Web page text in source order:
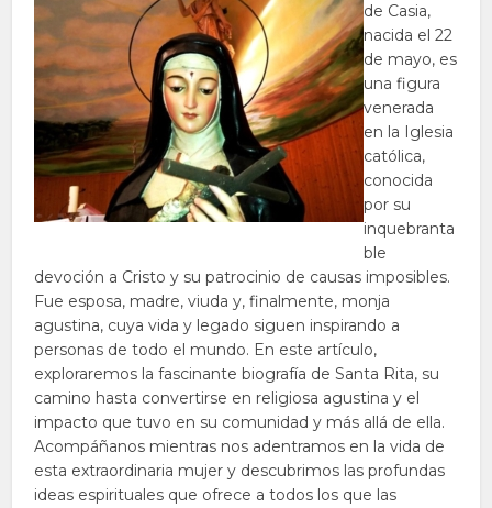
de Casia,
nacida el 22
de mayo, es
una figura
venerada
en la Iglesia
católica,
conocida
por su
inquebranta
ble
devoción a Cristo y su patrocinio de causas imposibles.
Fue esposa, madre, viuda y, finalmente, monja
agustina, cuya vida y legado siguen inspirando a
personas de todo el mundo. En este artículo,
exploraremos la fascinante biografía de Santa Rita, su
camino hasta convertirse en religiosa agustina y el
impacto que tuvo en su comunidad y más allá de ella.
Acompáñanos mientras nos adentramos en la vida de
esta extraordinaria mujer y descubrimos las profundas
ideas espirituales que ofrece a todos los que las